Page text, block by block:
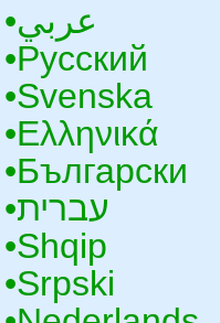
•‎عربي
•‎Русский
•‎Svenska
•‎Ελληνικά
•‎Български
•‎עברית
•‎Shqip
•‎Srpski